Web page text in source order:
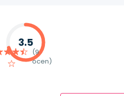
3.5
(9
ocen)